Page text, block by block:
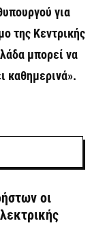
για
της Κεντρικής
μπορεί να
καθημερινά».
οι